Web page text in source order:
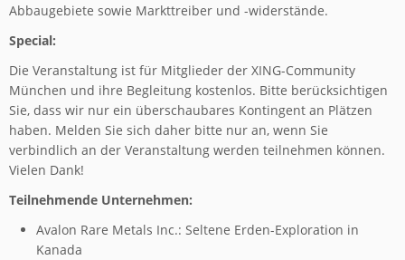
Abbaugebiete sowie Markttreiber und -widerstände.
Special:
Die Veranstaltung ist für Mitglieder der XING-Community
München und ihre Begleitung kostenlos. Bitte berücksichtigen
Sie, dass wir nur ein überschaubares Kontingent an Plätzen
haben. Melden Sie sich daher bitte nur an, wenn Sie
verbindlich an der Veranstaltung werden teilnehmen können.
Vielen Dank!
Teilnehmende Unternehmen:
Avalon Rare Metals Inc.: Seltene Erden-Exploration in
Kanada